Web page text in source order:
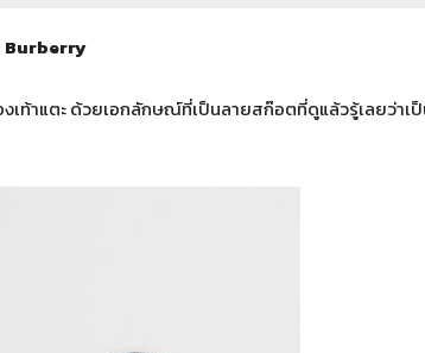
Burberry
เท้าแตะ ด้วยเอกลักษณ์ที่เป็นลายสก๊อตที่ดูแล้วรู้เลยว่าเ